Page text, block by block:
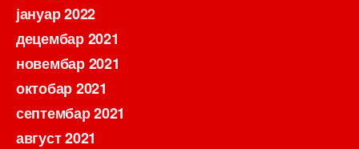
јануар 2022
децембар 2021
новембар 2021
октобар 2021
септембар 2021
август 2021